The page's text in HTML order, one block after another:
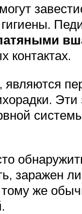
контактах.
заражен
же